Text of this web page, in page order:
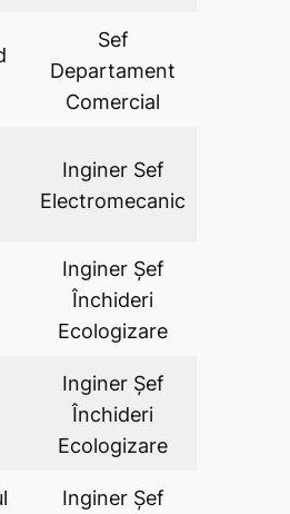
Sef
Departament
Comercial
Inginer Sef
Electromecanic
Inginer Șef
Închideri
Ecologizare
Inginer Șef
Închideri
Ecologizare
Inginer Şef